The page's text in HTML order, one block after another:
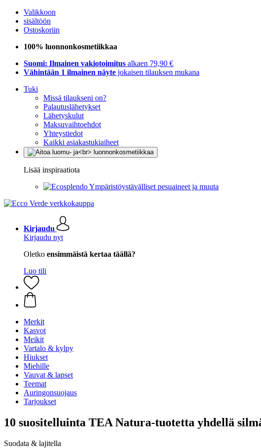
Valikkoon
sisältöön
Ostoskoriin
100% luonnonkosmetiikkaa
Suomi: Ilmainen vakiotoimitus alkaen 79,90 €
Vähintään 1 ilmainen näyte jokaisen tilauksen mukana
Tuki
Missä tilaukseni on?
Palautuslähetykset
Lähetyskulut
Maksuvaihtoehdot
Yhteystiedot
Kaikki asiakastukiaiheet
Lisää inspiraatiota
Ympäristöystävälliset pesuaineet ja muuta
Kirjaudu
Kirjaudu nyt
Oletko ensimmäistä kertaa täällä?
Luo tili
Merkit
Kasvot
Meikit
Vartalo & kylpy
Hiukset
Miehille
Vauvat & lapset
Teemat
Auringonsuojaus
Tarjoukset
10 suositelluinta TEA Natura-tuotetta yhdellä
Suodata & lajitella